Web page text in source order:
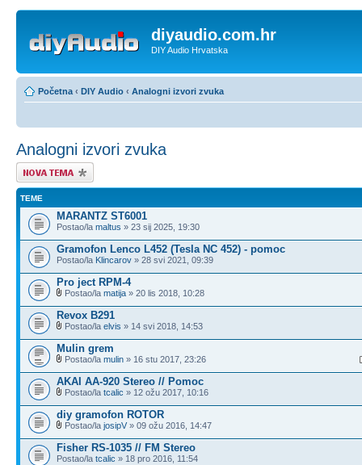
diyaudio.com.hr
DIY Audio Hrvatska
Početna ‹ DIY Audio ‹ Analogni izvori zvuka
Analogni izvori zvuka
Započni novu temu
TEME
MARANTZ ST6001
Postao/la maltus » 23 sij 2025, 19:30
Gramofon Lenco L452 (Tesla NC 452) - pomoc
Postao/la Klincarov » 28 svi 2021, 09:39
Pro ject RPM-4
Postao/la matija » 20 lis 2018, 10:28
Revox B291
Postao/la elvis » 14 svi 2018, 14:53
Mulin grem
Postao/la mulin » 16 stu 2017, 23:26
AKAI AA-920 Stereo // Pomoc
Postao/la tcalic » 12 ožu 2017, 10:16
diy gramofon ROTOR
Postao/la josipV » 09 ožu 2016, 14:47
Fisher RS-1035 // FM Stereo
Postao/la tcalic » 18 pro 2016, 11:54